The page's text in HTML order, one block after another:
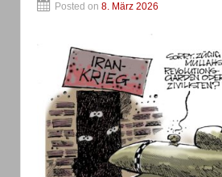
Posted on 8. März 2026